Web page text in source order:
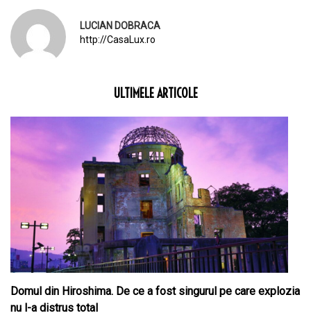
LUCIAN DOBRACA
http://CasaLux.ro
ULTIMELE ARTICOLE
Domul din Hiroshima. De ce a fost singurul pe care explozia
nu l-a distrus total